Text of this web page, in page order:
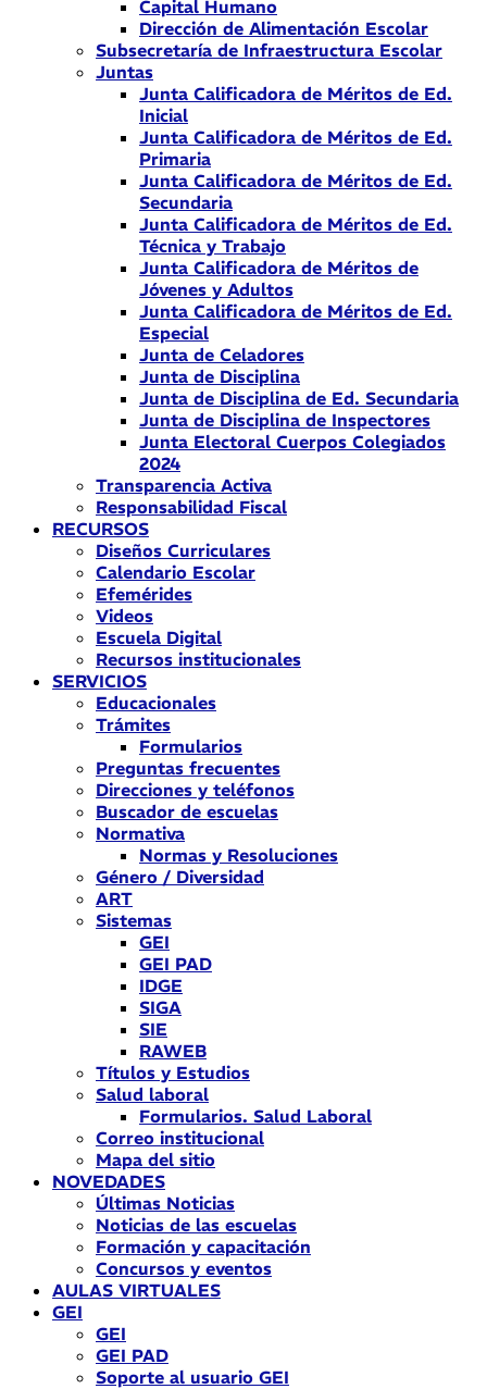
Capital Humano
Dirección de Alimentación Escolar
Subsecretaría de Infraestructura Escolar
Juntas
Junta Calificadora de Méritos de Ed.
Inicial
Junta Calificadora de Méritos de Ed.
Primaria
Junta Calificadora de Méritos de Ed.
Secundaria
Junta Calificadora de Méritos de Ed.
Técnica y Trabajo
Junta Calificadora de Méritos de
Jóvenes y Adultos
Junta Calificadora de Méritos de Ed.
Especial
Junta de Celadores
Junta de Disciplina
Junta de Disciplina de Ed. Secundaria
Junta de Disciplina de Inspectores
Junta Electoral Cuerpos Colegiados
2024
Transparencia Activa
Responsabilidad Fiscal
RECURSOS
Diseños Curriculares
Calendario Escolar
Efemérides
Videos
Escuela Digital
Recursos institucionales
SERVICIOS
Educacionales
Trámites
Formularios
Preguntas frecuentes
Direcciones y teléfonos
Buscador de escuelas
Normativa
Normas y Resoluciones
Género / Diversidad
ART
Sistemas
GEI
GEI PAD
IDGE
SIGA
SIE
RAWEB
Títulos y Estudios
Salud laboral
Formularios. Salud Laboral
Correo institucional
Mapa del sitio
NOVEDADES
Últimas Noticias
Noticias de las escuelas
Formación y capacitación
Concursos y eventos
AULAS VIRTUALES
GEI
GEI
GEI PAD
Soporte al usuario GEI